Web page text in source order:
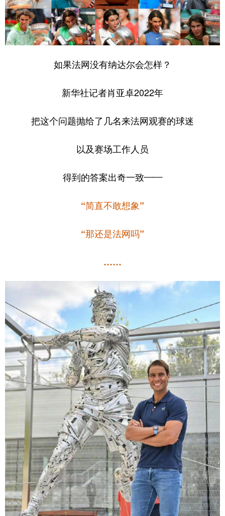
如果法网没有纳达尔会怎样？
新华社记者肖亚卓2022年
把这个问题抛给了几名来法网观赛的球迷
以及赛场工作人员
得到的答案出奇一致——
“简直不敢想象”
“那还是法网吗”
……